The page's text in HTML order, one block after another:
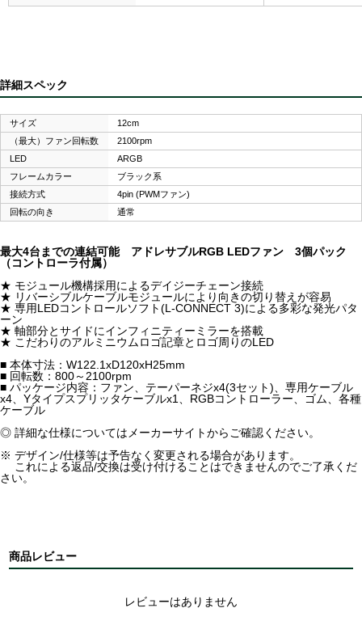
詳細スペック
サイズ
12cm
（最大）ファン回転数
2100rpm
LED
ARGB
フレームカラー
ブラック系
接続方式
4pin (PWMファン)
回転の向き
通常
最大4台までの連結可能 アドレサブルRGB LEDファン 3個パック
（コントローラ付属）
★ モジュール機構採用によるデイジーチェーン接続
★ リバーシブルケーブルモジュールにより向きの切り替えが容易
★ 専用LEDコントロールソフト(L-CONNECT 3)による多彩な発光パタ
ーン
★ 軸部分とサイドにインフィニティーミラーを搭載
★ こだわりのアルミニウムロゴ記章とロゴ周りのLED
■ 本体寸法：W122.1xD120xH25mm
■ 回転数：800～2100rpm
■ パッケージ内容：ファン、テーパーネジx4(3セット)、専用ケーブル
x4、Yタイプスプリッタケーブルx1、RGBコントローラー、ゴム、各種
ケーブル
◎ 詳細な仕様についてはメーカーサイトからご確認ください。
※ デザイン/仕様等は予告なく変更される場合があります。
これによる返品/交換は受け付けることはできませんのでご了承くだ
さい。
商品レビュー
レビューはありません